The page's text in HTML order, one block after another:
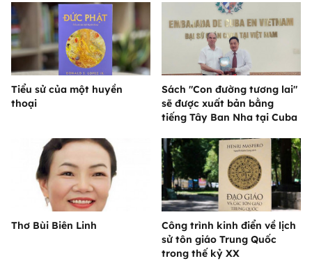
Tiểu sử của một huyền
thoại
Sách "Con đường tương lai"
sẽ được xuất bản bằng
tiếng Tây Ban Nha tại Cuba
Thơ Bùi Biên Linh
Công trình kinh điển về lịch
sử tôn giáo Trung Quốc
trong thế kỷ XX